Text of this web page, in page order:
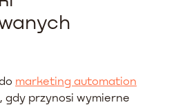
marketing automation
gdy przynosi wymierne